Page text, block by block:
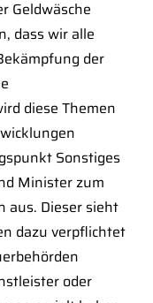
Geldwäsche
dass wir alle
der
diese Themen
Sonstiges
Minister zum
aus. Dieser sieht
dazu verpflichtet
oder